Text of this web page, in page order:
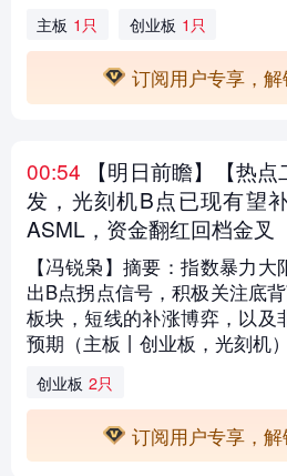
主板 1只 创业板 1只
订阅用户专享，
00:54 【明日前瞻】【热点
发，光刻机B点已现有望
ASML，资金翻红回档金叉
【冯锐枭】摘要：指数暴力
出B点拐点信号，积极关注底
板块，短线的补涨博弈，以及
预期（主板丨创业板，光刻机）
创业板 2只
订阅用户专享，